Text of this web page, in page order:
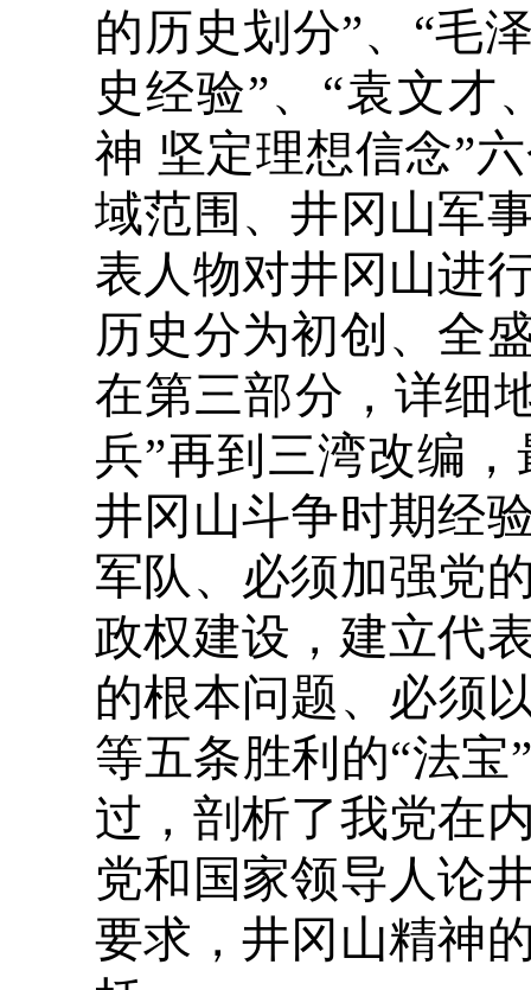
的历史划分”、“毛
史经验”、“袁文才
神 坚定理想信念”
域范围、井冈山军
表人物对井冈山进
历史分为初创、全
在第三部分，详细
兵”再到三湾改编
井冈山斗争时期经
军队、必须加强党
政权建设，建立代
的根本问题、必须
等五条胜利的“法
过，剖析了我党在
党和国家领导人论
要求，井冈山精神